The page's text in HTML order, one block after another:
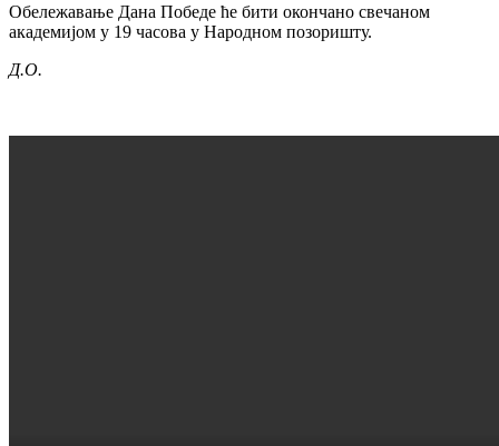
Обележавање Дана Победе ће бити окончано свечаном
академијом у 19 часова у Народном позоришту.
Д.О.